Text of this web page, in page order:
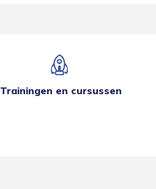
Trainingen en cursussen